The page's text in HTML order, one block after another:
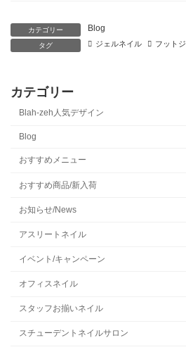
カテゴリー Blog
タグ ジェルネイル フット
カテゴリー
Blah-zeh人気デザイン
Blog
おすすめメニュー
おすすめ商品/新入荷
お知らせ/News
アスリートネイル
イベント/キャンペーン
オフィスネイル
スタッフお揃いネイル
スチューデントネイルサロン